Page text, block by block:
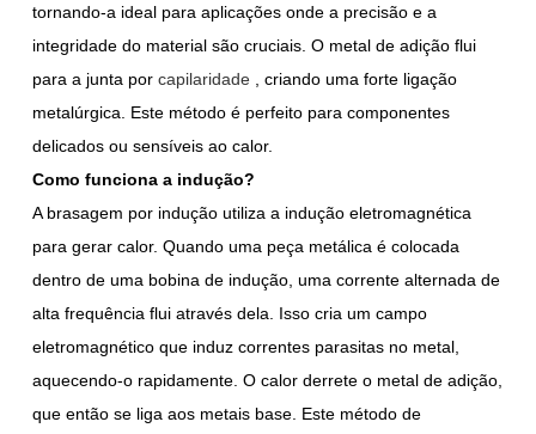
tornando-a ideal para aplicações onde a precisão e a
integridade do material são cruciais. O metal de adição flui
para a junta por capilaridade
, criando uma forte ligação
metalúrgica. Este método é perfeito para componentes
delicados ou sensíveis ao calor.
Como funciona a indução?
A brasagem por indução utiliza a indução eletromagnética
para gerar calor. Quando uma peça metálica é colocada
dentro de uma bobina de indução, uma corrente alternada de
alta frequência flui através dela. Isso cria um campo
eletromagnético que induz correntes parasitas no metal,
aquecendo-o rapidamente. O calor derrete o metal de adição,
que então se liga aos metais base. Este método de